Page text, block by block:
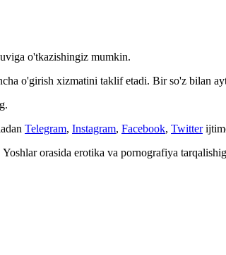
o'tkazishingiz mumkin.
o'girish xizmatini taklif etadi. Bir so'z bilan
Telegram, Instagram, Facebook, Twitter
orasida erotika va pornografiya